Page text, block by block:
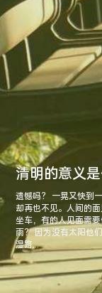
清明的意义
遗憾吗？ 一晃又快到
却再也不见。人间的
坐车，有的人见面需
雨？ 因为没有太阳他
湿路...